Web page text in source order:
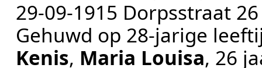
29‑09‑1915 Dorpsstraat
Gehuwd op 28-jarige
Kenis, Maria Louisa, 26